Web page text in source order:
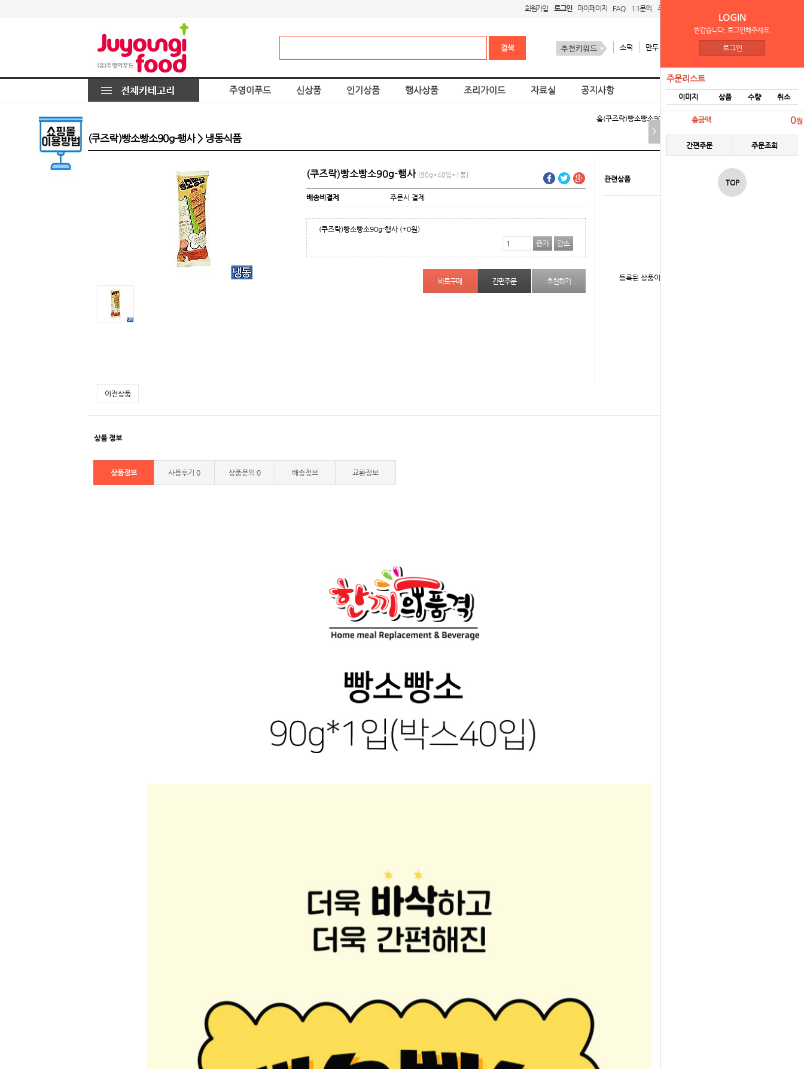
회원가입 로그인 마이페이지 FAQ 1:1문의 주문리스트
소떡 만두
주영이푸드 신상품 인기상품 행사상품 조리가이드 자료실 공지사항
홈(쿠즈락)빵소빵소90g-행사 > 냉동식품
(쿠즈락)빵소빵소90g-행사 > 냉동식품
LOGIN
반갑습니다. 로그인해주세요.
로그인
주문리스트
이미지 상품 수량 취소
총금액 0원
간편주문 주문조회
TOP
>
(쿠즈락)빵소빵소90g-행사 [90g*40입*1봉]
배송비결제 주문시 결제
(쿠즈락)빵소빵소90g-행사 (+0원)
증가
감소
간편주문 추천하기
관련상품
등록된 상품이 없습니다.
이전상품
상품 정보
상품정보 사용후기 0 상품문의 0 배송정보 교환정보